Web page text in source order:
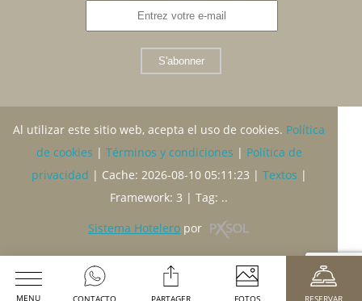
S'abonner
Al utilizar este sitio web, acepta el uso de cookies. Política
de cookies | Términos y condiciones | Política de
privacidad | Cache: 2026-08-10 05:11:23 | Textos |
Framework: 3 | Tag: ..
Sistema Hotelero por
MENU